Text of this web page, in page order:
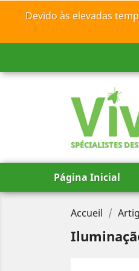
Devido às elevadas
SPÉCIALISTES
Página Inicial
Accueil